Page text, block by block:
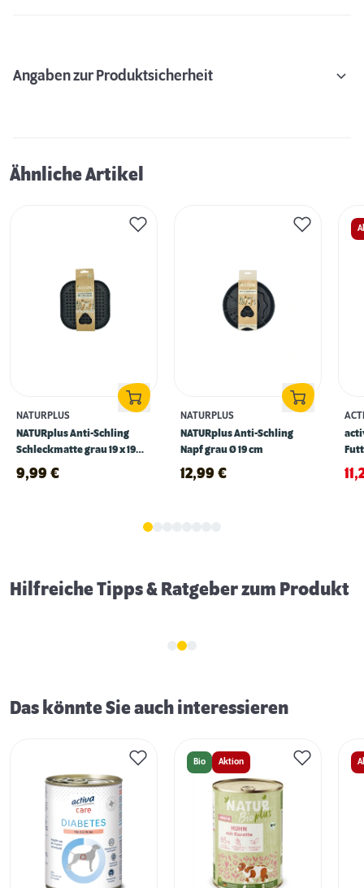
Angaben zur Produktsicherheit
Ähnliche Artikel
NATURPLUS
NATURplus Anti-Schling
Schleckmatte grau 19 x 19
cm
9,99 €
NATURPLUS
NATURplus Anti-Schling
Napf grau Ø 19 cm
12,99 €
Hilfreiche Tipps & Ratgeber zum Produkt
Das könnte Sie auch interessieren
Bio Aktion